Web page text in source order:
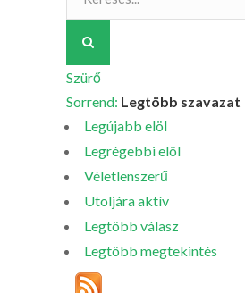
Szürő
Sorrend: Legtöbb szavazat
Legújabb elöl
Legrégebbi elöl
Véletlenszerű
Utoljára aktív
Legtöbb válasz
Legtöbb megtekintés